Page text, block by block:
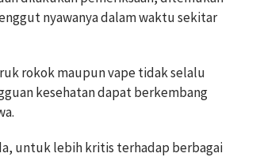
nyawanya dalam waktu sekitar
rokok maupun vape tidak selalu
kesehatan dapat berkembang
untuk lebih kritis terhadap berbagai